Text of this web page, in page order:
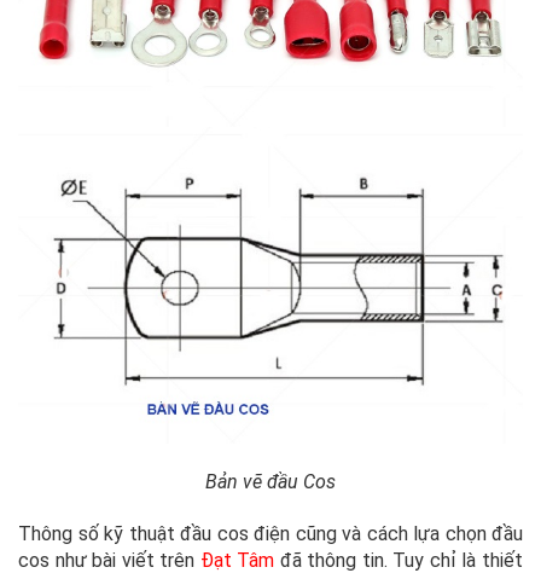
Bản vẽ đầu Cos
Thông số kỹ thuật đầu cos điện cũng và cách lựa chọn đầu
cos như bài viết trên Đạt Tâm đã thông tin. Tuy chỉ là thiết